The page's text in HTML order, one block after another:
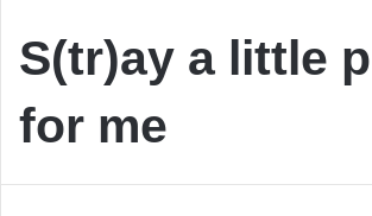
S(tr)ay a little
for me